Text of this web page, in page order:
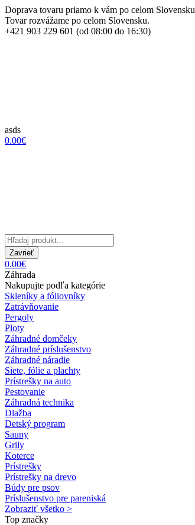
Doprava tovaru priamo k vám po celom Slovensku
Tovar rozvážame po celom Slovensku.
+421 903 229 601 (od 08:00 do 16:30)
asds
0.00€
Zavrieť
0.00€
Záhrada
Nakupujte podľa kategórie
Skleníky a fóliovníky
Zatrávňovanie
Pergoly
Ploty
Záhradné domčeky
Záhradné príslušenstvo
Záhradné náradie
Siete, fólie a plachty
Prístrešky na auto
Pestovanie
Záhradná technika
Dlažba
Detský program
Sauny
Grily
Koterce
Prístrešky
Prístrešky na drevo
Búdy pre psov
Príslušenstvo pre pareniská
Zobraziť všetko >
Top značky